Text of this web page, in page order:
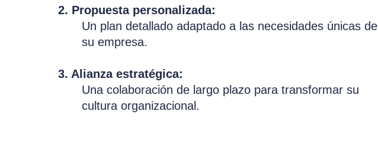
2. Propuesta personalizada:
Un plan detallado adaptado a las necesidades únicas de
su empresa.
3. Alianza estratégica:
Una colaboración de largo plazo para transformar su
cultura organizacional.